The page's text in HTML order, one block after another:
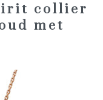
collier
met